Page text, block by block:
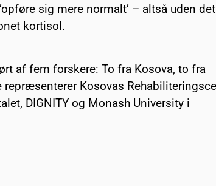
sig mere normalt’ – altså uden det
kortisol.
af fem forskere: To fra Kosova, to fra
repræsenterer Kosovas
DIGNITY og Monash University i